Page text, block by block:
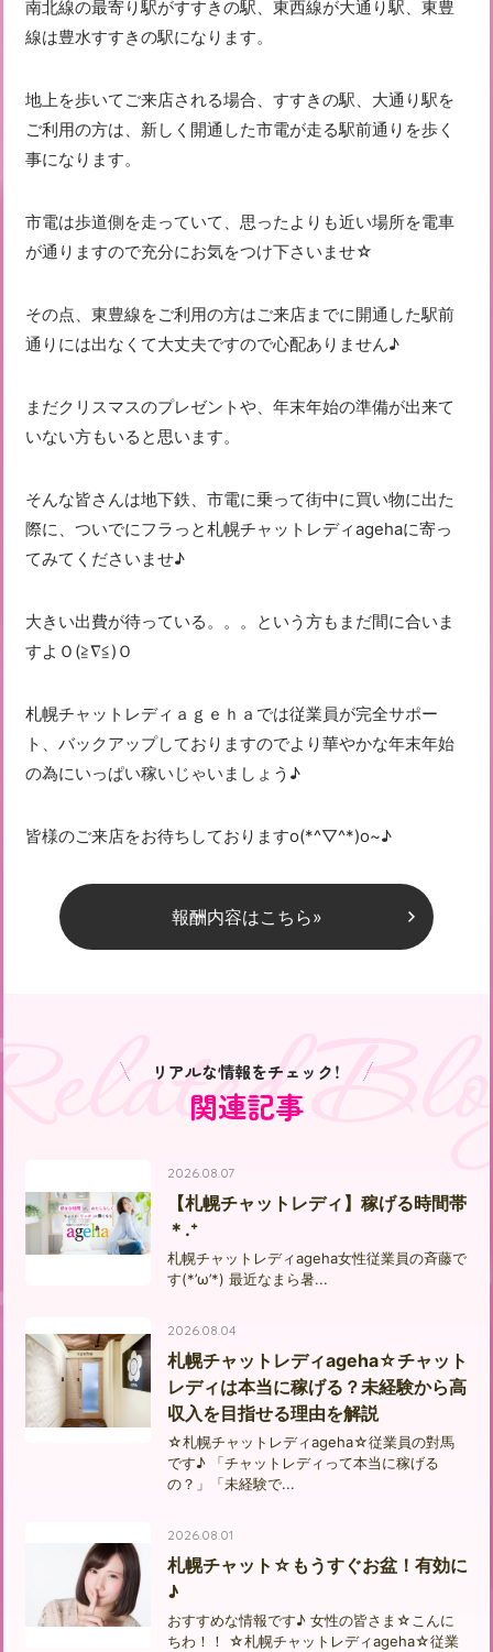
南北線の最寄り駅がすすきの駅、東西線が大通り駅、東豊
線は豊水すすきの駅になります。
地上を歩いてご来店される場合、すすきの駅、大通り駅を
ご利用の方は、新しく開通した市電が走る駅前通りを歩く
事になります。
市電は歩道側を走っていて、思ったよりも近い場所を電車
が通りますので充分にお気をつけ下さいませ☆
その点、東豊線をご利用の方はご来店までに開通した駅前
通りには出なくて大丈夫ですので心配ありません♪
まだクリスマスのプレゼントや、年末年始の準備が出来て
いない方もいると思います。
そんな皆さんは地下鉄、市電に乗って街中に買い物に出た
際に、ついでにフラっと札幌チャットレディagehaに寄っ
てみてくださいませ♪
大きい出費が待っている。。。という方もまだ間に合いま
すよＯ(≧∇≦)Ｏ
札幌チャットレディａｇｅｈａでは従業員が完全サポー
ト、バックアップしておりますのでより華やかな年末年始
の為にいっぱい稼いじゃいましょう♪
皆様のご来店をお待ちしておりますo(*^▽^*)o~♪
報酬内容はこちら»
関連記事
リアルな情報をチェック！
2026.08.07
【札幌チャットレディ】稼げる時間帯
＊.⁺
札幌チャットレディageha女性従業員の斉藤で
す(*’ω’*) 最近なまら暑...
2026.08.04
札幌チャットレディageha☆チャット
レディは本当に稼げる？未経験から高
収入を目指せる理由を解説
☆札幌チャットレディageha☆従業員の對馬
です♪ 「チャットレディって本当に稼げる
の？」「未経験で...
2026.08.01
札幌チャット☆もうすぐお盆！有効に
♪
おすすめな情報です♪ 女性の皆さま☆こんに
ちわ！！ ☆札幌チャットレディageha☆従業